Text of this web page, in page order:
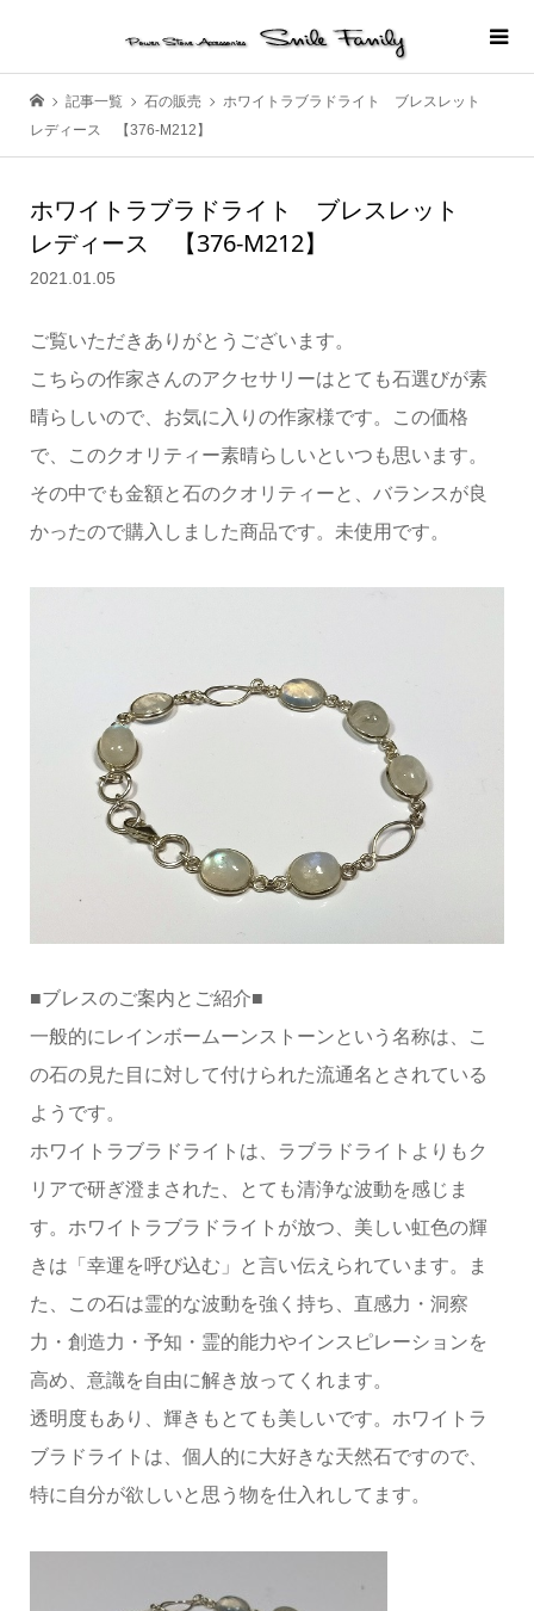
記事一覧 石の販売
ホワイトラブラドライト ブレスレット
レディース 【376-M212】
ホワイトラブラドライト ブレスレット
レディース 【376-M212】
2021.01.05
ご覧いただきありがとうございます。
こちらの作家さんのアクセサリーはとても石選びが素
晴らしいので、お気に入りの作家様です。この価格
で、このクオリティー素晴らしいといつも思います。
その中でも金額と石のクオリティーと、バランスが良
かったので購入しました商品です。未使用です。
■ブレスのご案内とご紹介■
一般的にレインボームーンストーンという名称は、こ
の石の見た目に対して付けられた流通名とされている
ようです。
ホワイトラブラドライトは、ラブラドライトよりもク
リアで研ぎ澄まされた、とても清浄な波動を感じま
す。ホワイトラブラドライトが放つ、美しい虹色の輝
きは「幸運を呼び込む」と言い伝えられています。ま
た、この石は霊的な波動を強く持ち、直感力・洞察
力・創造力・予知・霊的能力やインスピレーションを
高め、意識を自由に解き放ってくれます。
透明度もあり、輝きもとても美しいです。ホワイトラ
ブラドライトは、個人的に大好きな天然石ですので、
特に自分が欲しいと思う物を仕入れしてます。